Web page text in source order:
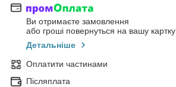
Ви отримаєте замовлення
або гроші повернуться на вашу картку
Детальніше
Оплатити частинами
Післяплата